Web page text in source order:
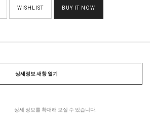
WISHLIST BUY IT NOW
상세정보 새창 열기
상세 정보를 확대해 보실 수 있습니다.